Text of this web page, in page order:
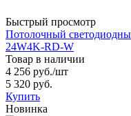
Быстрый просмотр
Потолочный
24W4K-RD-W
Товар в наличии
4 256 руб./шт
5 320 руб.
Купить
Новинка